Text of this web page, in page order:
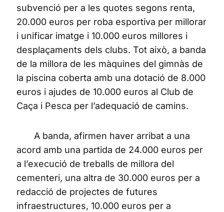
subvenció per a les quotes segons renta,
20.000 euros per roba esportiva per millorar
i unificar imatge i 10.000 euros millores i
desplaçaments dels clubs. Tot això, a banda
de la millora de les màquines del gimnàs de
la piscina coberta amb una dotació de 8.000
euros i ajudes de 10.000 euros al Club de
Caça i Pesca per l’adequació de camins.
A banda, afirmen haver arribat a una
acord amb una partida de 24.000 euros per
a l’execució de treballs de millora del
cementeri, una altra de 30.000 euros per a
redacció de projectes de futures
infraestructures, 10.000 euros per a